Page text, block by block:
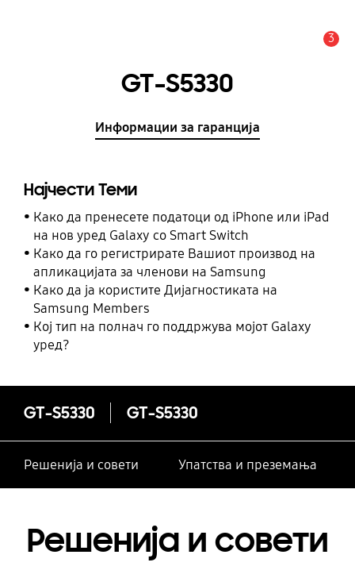
3
GT-S5330
Информации за гаранција
Најчести Теми
Како да пренесете податоци од iPhone или iPad
на нов уред Galaxy со Smart Switch
Како да го регистрирате Вашиот производ на
апликацијата за членови на Samsung
Како да ја користите Дијагностиката на
Samsung Members
Кој тип на полнач го поддржува мојот Galaxy
уред?
GT-S5330 GT-S5330
Решенија и совети Упатства и преземања
Решенија и совети